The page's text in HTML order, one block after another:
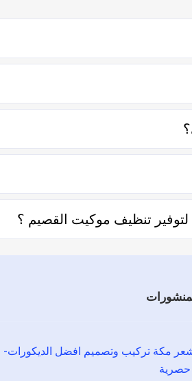
أو تليفونياً وطلب الخدمة
وحجم العمل وتوقيته وهل هو
والشركات يتم تقييمهم من عملاء
تحديد المهنة وإختيار الفني الأقرب
تنظيف موكيت القصيم ؟
مكة تركيب وتصميم افضل الديكورات-
حصرية